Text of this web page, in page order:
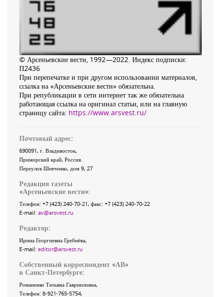
© Арсеньевские вести, 1992—2022. Индекс подписки:
П2436
При перепечатке и при другом использовании материалов,
ссылка на «Арсеньевские вести» обязательна.
При републикации в сети интернет так же обязательна
работающая ссылка на оригинал статьи, или на главную
страницу сайта: https://www.arsvest.ru/
Почтовый адрес:
690091, г. Владивосток,
Приморский край, Россия
Переулок Шевченко, дом 9, 27
Редакция газеты
«Арсеньевские вести»:
Телефон: +7 (423) 240-70-21, факс: +7 (423) 240-70-22
E-mail: av@arsvest.ru
Редактор:
Ирина Георгиевна Гребнёва,
E-mail: editor@arsvest.ru
Собственный корреспондент «АВ»
в Санкт-Петербурге:
Романенко Татьяна Гаврииловна,
Телефон: 8-921-765-5754,